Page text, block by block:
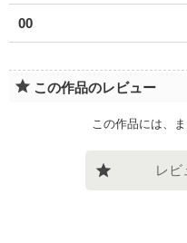
00
この作品のレビュー
この作品には、
レビ